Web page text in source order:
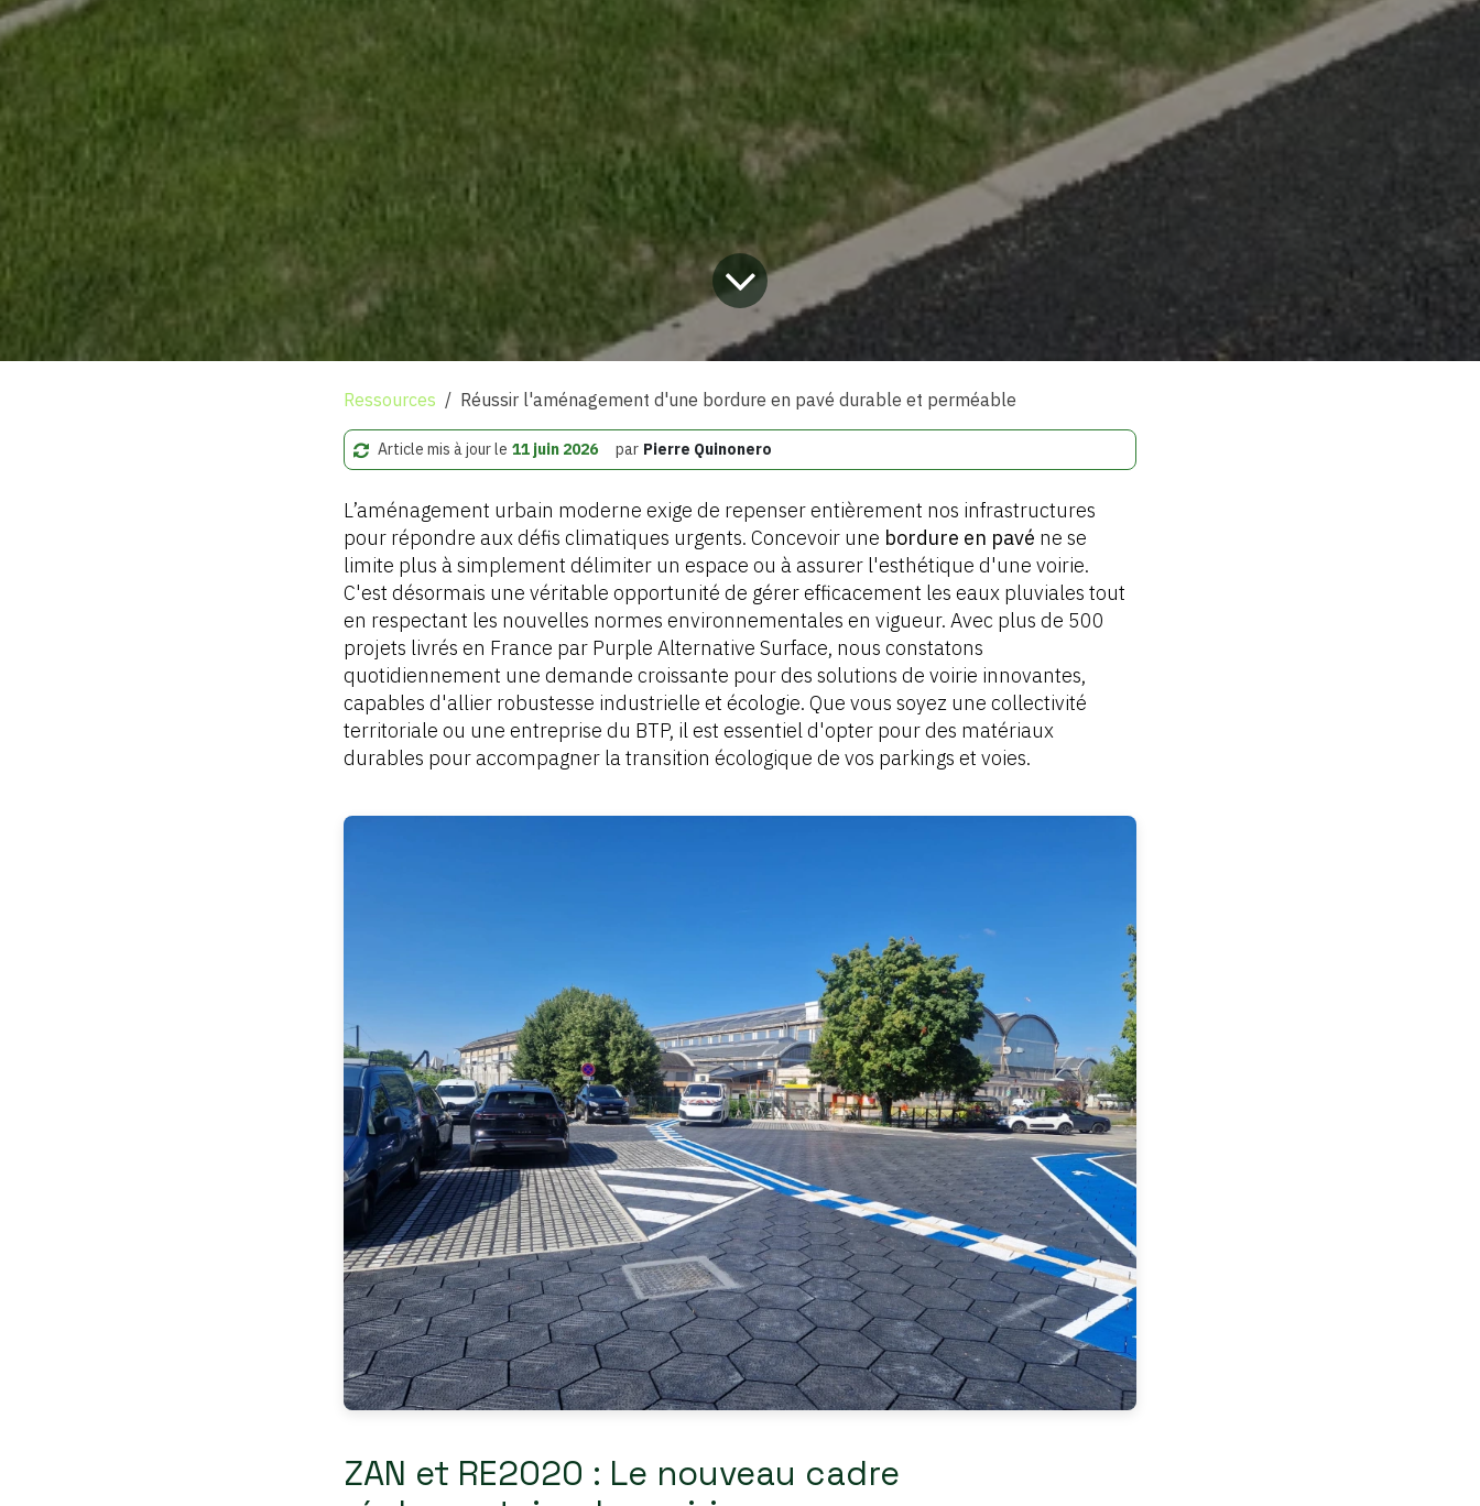
Ressources Réussir l'aménagement d'une bordure en pavé durable et perméable
Article mis à jour le 11 juin 2026 par Pierre Quinonero
L’aménagement urbain moderne exige de repenser entièrement nos infrastructures
pour répondre aux défis climatiques urgents. Concevoir une bordure en pavé ne se
limite plus à simplement délimiter un espace ou à assurer l'esthétique d'une voirie.
C'est désormais une véritable opportunité de gérer efficacement les eaux pluviales tout
en respectant les nouvelles normes environnementales en vigueur. Avec plus de 500
projets livrés en France par Purple Alternative Surface, nous constatons
quotidiennement une demande croissante pour des solutions de voirie innovantes,
capables d'allier robustesse industrielle et écologie. Que vous soyez une collectivité
territoriale ou une entreprise du BTP, il est essentiel d'opter pour des matériaux
durables pour accompagner la transition écologique de vos parkings et voies.
ZAN et RE2020 : Le nouveau cadre